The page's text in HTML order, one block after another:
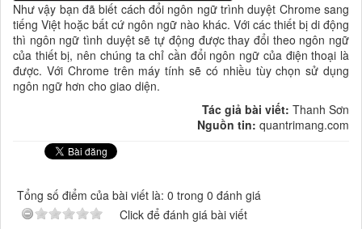
Như vậy bạn đã biết cách đổi ngôn ngữ trình duyệt Chrome sang
tiếng Việt hoặc bất cứ ngôn ngữ nào khác. Với các thiết bị di động
thì ngôn ngữ tình duyệt sẽ tự động được thay đổi theo ngôn ngữ
của thiết bị, nên chúng ta chỉ cần đổi ngôn ngữ của điện thoại là
được. Với Chrome trên máy tính sẽ có nhiều tùy chọn sử dụng
ngôn ngữ hơn cho giao diện.
Tác giả bài viết: Thanh Sơn
Nguồn tin: quantrimang.com
Tổng số điểm của bài viết là: 0 trong 0 đánh giá
Click để đánh giá bài viết